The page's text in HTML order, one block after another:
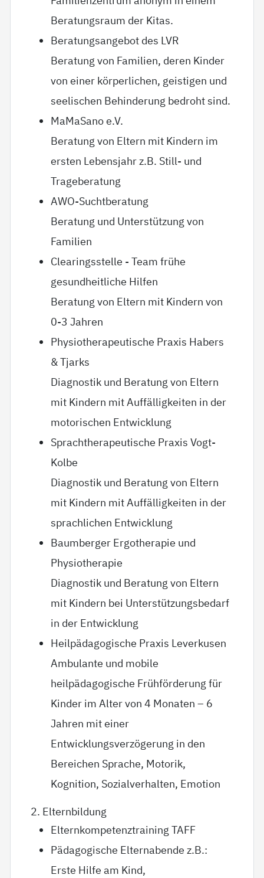
Beratungsraum der Kitas.
Beratungsangebot des LVR
Beratung von Familien, deren Kinder
von einer körperlichen, geistigen und
seelischen Behinderung bedroht sind.
MaMaSano e.V.
Beratung von Eltern mit Kindern im
ersten Lebensjahr z.B. Still- und
Trageberatung
AWO-Suchtberatung
Beratung und Unterstützung von
Familien
Clearingsstelle - Team frühe
gesundheitliche Hilfen
Beratung von Eltern mit Kindern von
0-3 Jahren
Physiotherapeutische Praxis Habers
& Tjarks
Diagnostik und Beratung von Eltern
mit Kindern mit Auffälligkeiten in der
motorischen Entwicklung
Sprachtherapeutische Praxis Vogt-
Kolbe
Diagnostik und Beratung von Eltern
mit Kindern mit Auffälligkeiten in der
sprachlichen Entwicklung
Baumberger Ergotherapie und
Physiotherapie
Diagnostik und Beratung von Eltern
mit Kindern bei Unterstützungsbedarf
in der Entwicklung
Heilpädagogische Praxis Leverkusen
Ambulante und mobile
heilpädagogische Frühförderung für
Kinder im Alter von 4 Monaten – 6
Jahren mit einer
Entwicklungsverzögerung in den
Bereichen Sprache, Motorik,
Kognition, Sozialverhalten, Emotion
2. Elternbildung
Elternkompetenztraining TAFF
Pädagogische Elternabende z.B.:
Erste Hilfe am Kind,